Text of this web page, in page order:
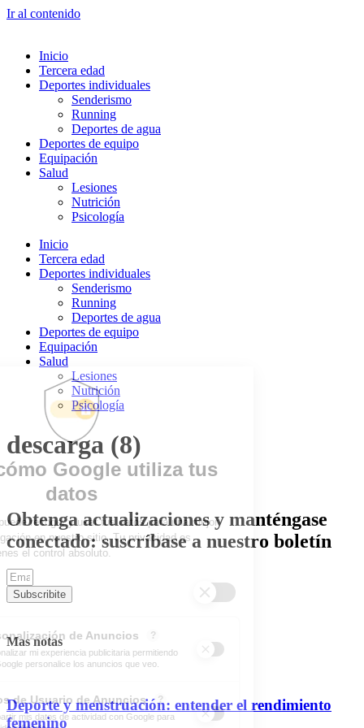
Ir al contenido
Inicio
Tercera edad
Deportes individuales
Senderismo
Running
Deportes de agua
Deportes de equipo
Equipación
Salud
Lesiones
Nutrición
Psicología
Inicio
Tercera edad
Deportes individuales
Senderismo
Running
Deportes de agua
Deportes de equipo
Equipación
Salud
Lesiones
Nutrición
Psicología
descarga (8)
Obtenga actualizaciones y manténgase
conectado: suscríbase a nuestro boletín
Subscribite
Mas notas
Deporte y menstruación: entender el rendimiento
femenino